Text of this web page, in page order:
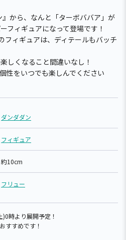
から、なんと「ターボババア」が
フィギュアになって登場です！
フィギュアは、ディテールもバッチ
しくなること間違いなし！
性をいつでも楽しんでください
ダンダダン
フィギュア
約10cm
フリュー
時より展開予定！
すすめです！